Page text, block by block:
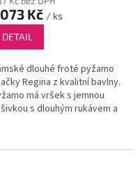
Kč / ks
DETAIL
dlouhé froté pyžamo
Regina z kvalitní bavlny.
má vršek s jemnou
s dlouhým rukávem a